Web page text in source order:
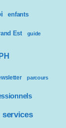
enfants
Est guide
parcours
services